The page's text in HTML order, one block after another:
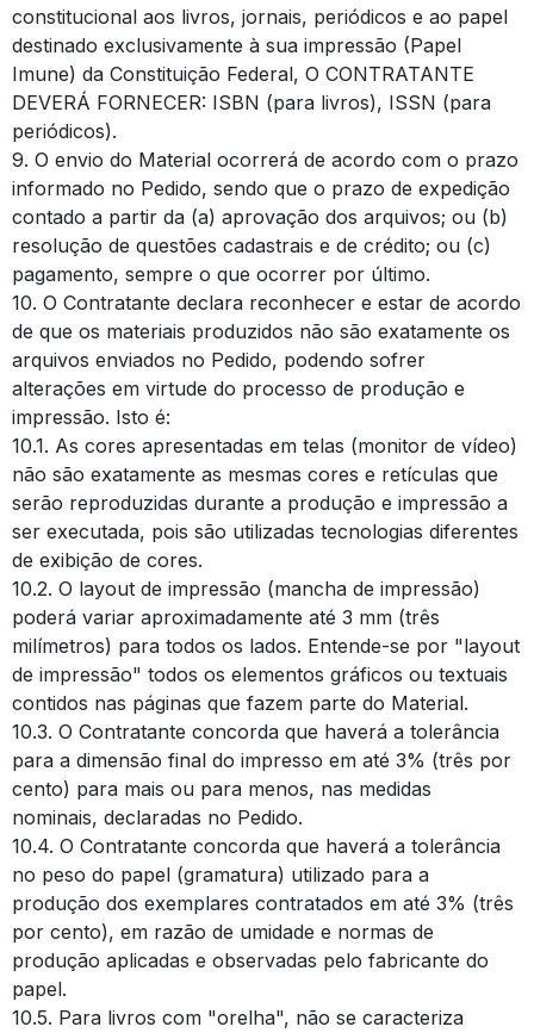
constitucional aos livros, jornais, periódicos e ao papel
destinado exclusivamente à sua impressão (Papel
Imune) da Constituição Federal, O CONTRATANTE
DEVERÁ FORNECER: ISBN (para livros), ISSN (para
periódicos).
9. O envio do Material ocorrerá de acordo com o prazo
informado no Pedido, sendo que o prazo de expedição
contado a partir da (a) aprovação dos arquivos; ou (b)
resolução de questões cadastrais e de crédito; ou (c)
pagamento, sempre o que ocorrer por último.
10. O Contratante declara reconhecer e estar de acordo
de que os materiais produzidos não são exatamente os
arquivos enviados no Pedido, podendo sofrer
alterações em virtude do processo de produção e
impressão. Isto é:
10.1. As cores apresentadas em telas (monitor de vídeo)
não são exatamente as mesmas cores e retículas que
serão reproduzidas durante a produção e impressão a
ser executada, pois são utilizadas tecnologias diferentes
de exibição de cores.
10.2. O layout de impressão (mancha de impressão)
poderá variar aproximadamente até 3 mm (três
milímetros) para todos os lados. Entende-se por "layout
de impressão" todos os elementos gráficos ou textuais
contidos nas páginas que fazem parte do Material.
10.3. O Contratante concorda que haverá a tolerância
para a dimensão final do impresso em até 3% (três por
cento) para mais ou para menos, nas medidas
nominais, declaradas no Pedido.
10.4. O Contratante concorda que haverá a tolerância
no peso do papel (gramatura) utilizado para a
produção dos exemplares contratados em até 3% (três
por cento), em razão de umidade e normas de
produção aplicadas e observadas pelo fabricante do
papel.
10.5. Para livros com "orelha", não se caracteriza